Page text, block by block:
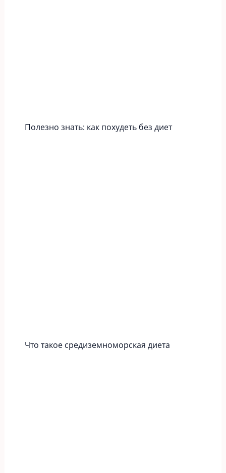
Полезно знать: как похудеть без диет
Что такое средиземноморская диета